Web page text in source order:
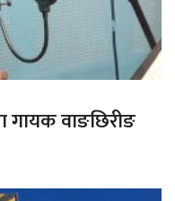
गायक वाङछिरीङ